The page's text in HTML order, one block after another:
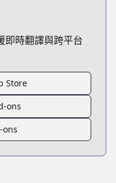
即時翻譯與跨平台
Store
ons
ons